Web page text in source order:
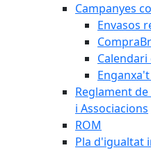
Campanyes
Envasos
Reglament
i Associacions
ROM
Pla d'igualtat